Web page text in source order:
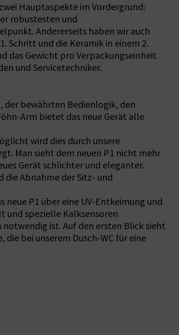
Hauptaspekte im Vordergrund:
robustesten und
Andererseits haben wir auch
und die Keramik in einem 2.
das Gewicht pro Verpackungseinheit
und Servicetechniker.
der bewährten Bedienlogik, den
Arm bietet das neue Gerät alle
wird dies durch unsere
Man sieht dem neuen P1 nicht mehr
Gerät schlichter und eleganter.
Abnahme der Sitz- und
P1 über eine UV-Entkeimung und
und spezielle Kalksensoren
ist. Auf den ersten Blick sieht
bei unserem Dusch-WC für eine